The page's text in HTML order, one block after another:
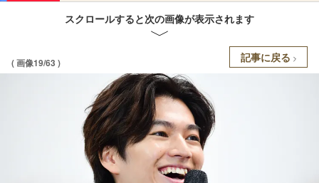
スクロールすると次の画像が表示されます
( 画像19/63 ) 記事に戻る